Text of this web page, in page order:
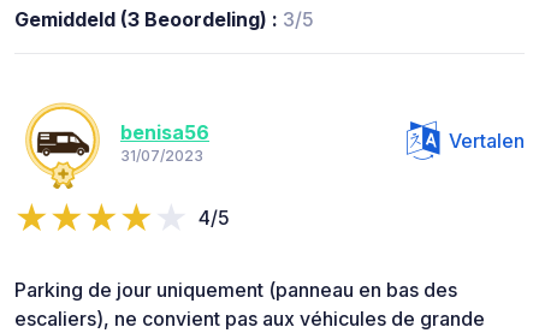
Gemiddeld (3 Beoordeling) : 3/5
benisa56
31/07/2023
Vertalen
4/5
Parking de jour uniquement (panneau en bas des
escaliers), ne convient pas aux véhicules de grande